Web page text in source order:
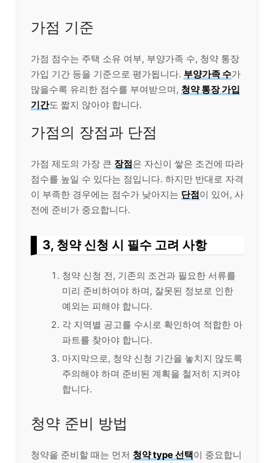
가점 기준
가점 점수는 주택 소유 여부, 부양가족 수, 청약 통장
가입 기간 등을 기준으로 평가됩니다. 부양가족 수가
많을수록 유리한 점수를 부여받으며, 청약 통장 가입
기간도 짧지 않아야 합니다.
가점의 장점과 단점
가점 제도의 가장 큰 장점은 자신이 쌓은 조건에 따라
점수를 높일 수 있다는 점입니다. 하지만 반대로 자격
이 부족한 경우에는 점수가 낮아지는 단점이 있어, 사
전에 준비가 중요합니다.
3, 청약 신청 시 필수 고려 사항
청약 신청 전, 기존의 조건과 필요한 서류를
미리 준비하여야 하며, 잘못된 정보로 인한
예외는 피해야 합니다.
각 지역별 공고를 수시로 확인하여 적합한 아
파트를 찾아야 합니다.
마지막으로, 청약 신청 기간을 놓치지 않도록
주의해야 하며 준비된 계획을 철저히 지켜야
합니다.
청약 준비 방법
청약을 준비할 때는 먼저 청약 type 선택이 중요합니